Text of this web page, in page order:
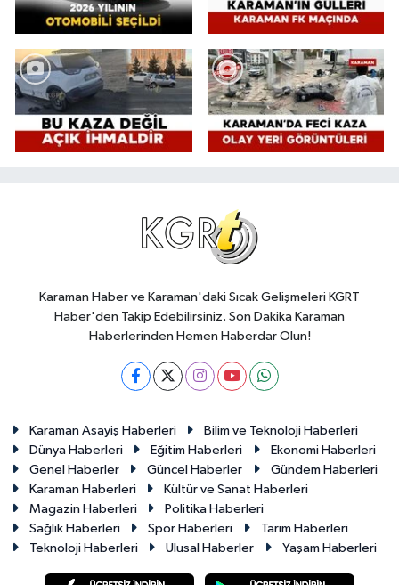
Karaman Haber ve Karaman'daki Sıcak Gelişmeleri KGRT
Haber'den Takip Edebilirsiniz. Son Dakika Karaman
Haberlerinden Hemen Haberdar Olun!
Karaman Asayiş Haberleri
Bilim ve Teknoloji Haberleri
Dünya Haberleri
Eğitim Haberleri
Ekonomi Haberleri
Genel Haberler
Güncel Haberler
Gündem Haberleri
Karaman Haberleri
Kültür ve Sanat Haberleri
Magazin Haberleri
Politika Haberleri
Sağlık Haberleri
Spor Haberleri
Tarım Haberleri
Teknoloji Haberleri
Ulusal Haberler Yaşam Haberleri